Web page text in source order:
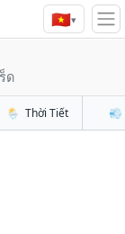
🇻🇳▾
ด
🌦️ Thời Tiết 💨